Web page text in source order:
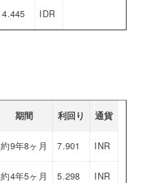
4.445 IDR
期間 利回り 通貨
約9年8ヶ月 7.901 INR
約4年5ヶ月 5.298 INR